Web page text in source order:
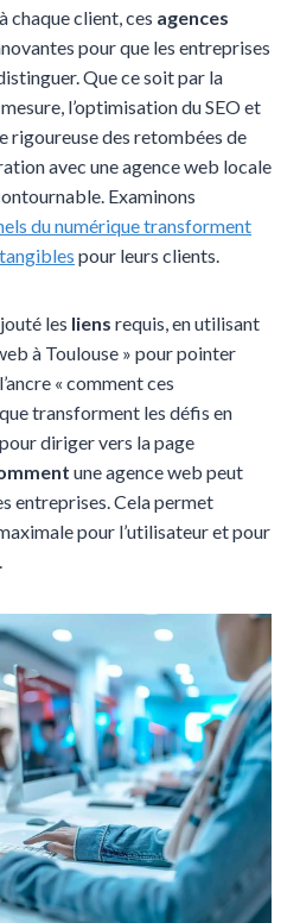
chaque client, ces agences
pour que les entreprises
Que ce soit par la
l’optimisation du SEO et
rigoureuse des retombées de
avec une agence web locale
Examinons
du numérique transforment
pour leurs clients.
les liens requis, en utilisant
à Toulouse » pour pointer
« comment ces
transforment les défis en
diriger vers la page
une agence web peut
entreprises. Cela permet
pour l’utilisateur et pour